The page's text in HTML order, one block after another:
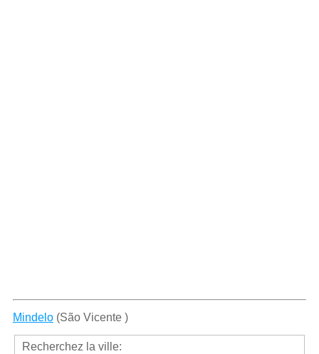
Mindelo(São Vicente )
Recherchez la ville: